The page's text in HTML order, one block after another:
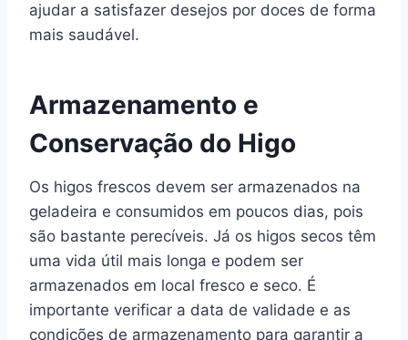
ajudar a satisfazer desejos por doces de forma
mais saudável.
Armazenamento e
Conservação do Higo
Os higos frescos devem ser armazenados na
geladeira e consumidos em poucos dias, pois
são bastante perecíveis. Já os higos secos têm
uma vida útil mais longa e podem ser
armazenados em local fresco e seco. É
importante verificar a data de validade e as
condições de armazenamento para garantir a